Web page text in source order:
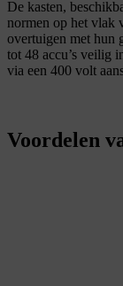
De kasten,
normen op het vlak
overtuigen met hun
tot 48 accu’s veilig
via een 400 volt
Voordelen